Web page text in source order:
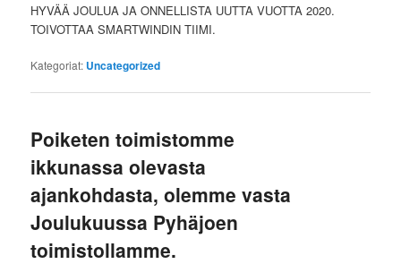
HYVÄÄ JOULUA JA ONNELLISTA UUTTA VUOTTA 2020.
TOIVOTTAA SMARTWINDIN TIIMI.
Kategoriat: Uncategorized
Poiketen toimistomme
ikkunassa olevasta
ajankohdasta, olemme vasta
Joulukuussa Pyhäjoen
toimistollamme.